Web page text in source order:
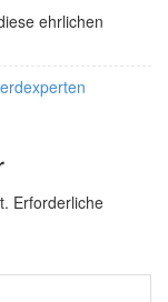
ehrlichen
Erforderliche